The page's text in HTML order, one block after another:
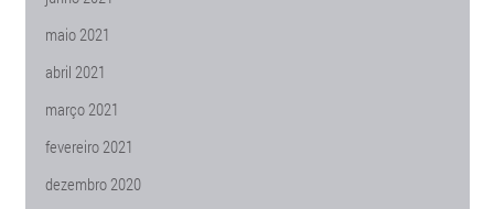
maio 2021
abril 2021
março 2021
fevereiro 2021
dezembro 2020